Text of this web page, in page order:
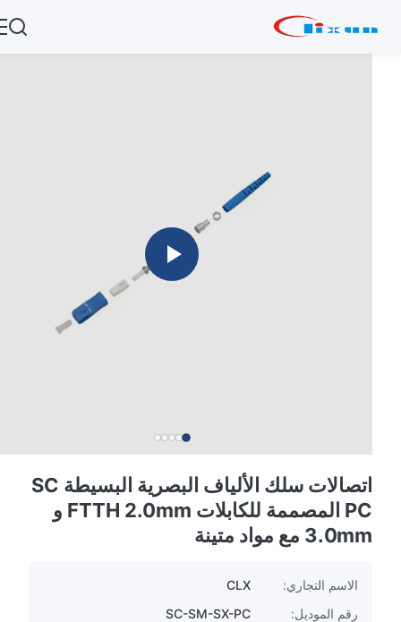
اتصالات سلك الألياف البصرية البسيطة SC
PC المصممة للكابلات FTTH 2.0mm و
3.0mm مع مواد متينة
الاسم التجاري:
رقم الموديل:
SC-SM-SX-PC